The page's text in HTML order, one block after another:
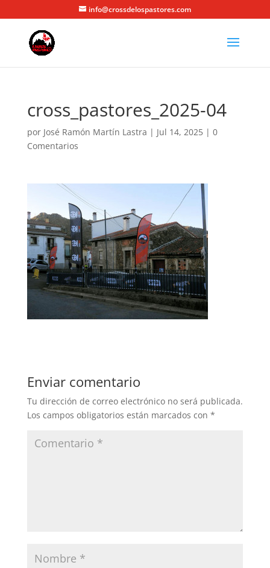
info@crossdelospastores.com
cross_pastores_2025-04
por José Ramón Martín Lastra | Jul 14, 2025| 0
Comentarios
Enviar comentario
Tu dirección de correo electrónico no será publicada.
Los campos obligatorios están marcados con *